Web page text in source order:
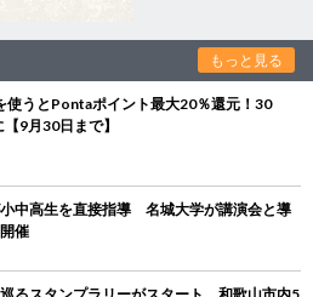
もっと見る
使うとPontaポイント最大20％還元！30
9月30日まで】
中高生を直接指導 名城大学が講演会と導
催